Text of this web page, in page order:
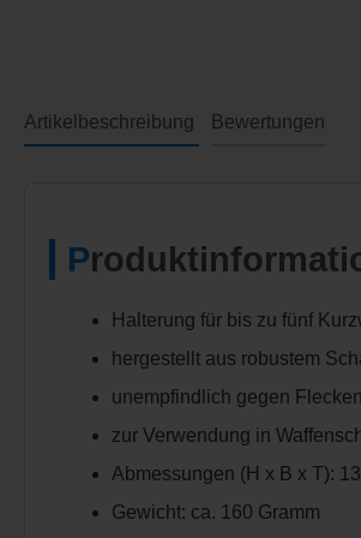
Artikelbeschreibung Bewertungen
Halterung für bis zu fünf
hergestellt aus robustem
unempfindlich gegen
zur Verwendung in
Abmessungen (H x B x T):
Gewicht: ca. 160 Gramm